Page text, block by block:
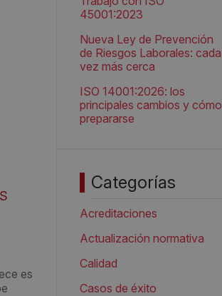
es
45001:2023
Nueva Ley de Prevención
de Riesgos Laborales: cada
vez más cerca
ISO 14001:2026: los
principales cambios y cómo
prepararse
Categorías
Acreditaciones
Actualización normativa
Calidad
Casos de éxito